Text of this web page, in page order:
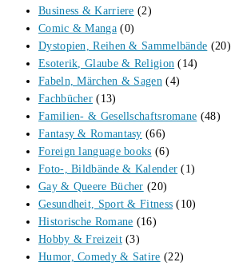
Business & Karriere (2)
Comic & Manga (0)
Dystopien, Reihen & Sammelbände (20)
Esoterik, Glaube & Religion (14)
Fabeln, Märchen & Sagen (4)
Fachbücher (13)
Familien- & Gesellschaftsromane (48)
Fantasy & Romantasy (66)
Foreign language books (6)
Foto-, Bildbände & Kalender (1)
Gay & Queere Bücher (20)
Gesundheit, Sport & Fitness (10)
Historische Romane (16)
Hobby & Freizeit (3)
Humor, Comedy & Satire (22)